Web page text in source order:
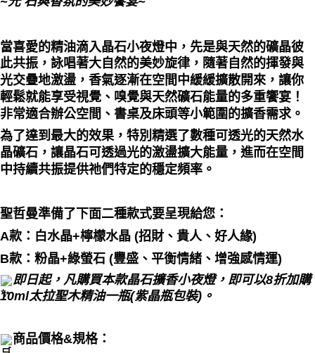
當喜愛的精油滴入晶石小夜燈中，先是與天然的礦晶彼
此共振，詠唱著大自然的美妙旋律，隨著自然的揮發與
光交疊地激盪，香氣逐漸在空間中緩緩擴散開來，讓你
輕鬆就能享受視覺、嗅覺與天然礦石能量的多重饗宴！
非常適合辦公空間、書桌及床頭等小範圍的擴香需求。
為了達到最大的效果，特別精選了數種可透光的天然水
晶礦石，讓晶石可透過光的激盪擴大能量，進而在空間
中持續共振提供祂們特定的穩定頻率。
聖哲曼準備了下面二種款式要呈現給您：
A款：白水晶+檸檬水晶 (招財、貴人、好人緣)
B款：粉晶+綠螢石 (豐盛、平衡情緒、增強感情運)
即日起，凡購買本款晶石擴香小夜燈，即可以8折加購
10ml太拉聖木精油一瓶(紫晶瓶包裝)。
商品價格&規格：